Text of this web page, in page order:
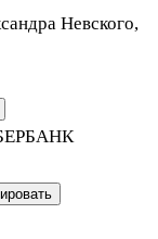
Невского,